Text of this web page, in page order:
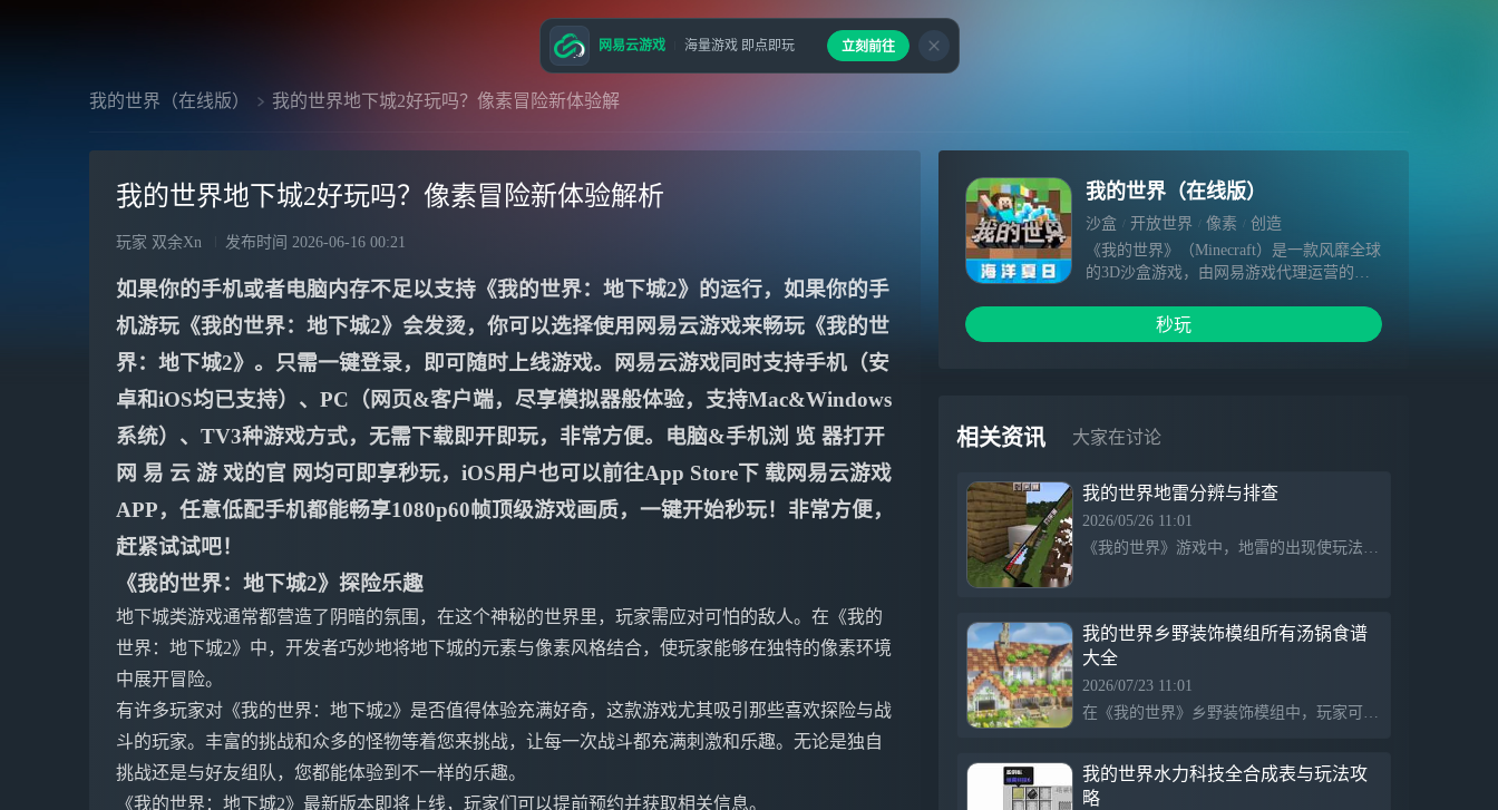
我的世界（在线版） 我的世界地下城2好玩吗？像素冒险新体验解
我的世界地下城2好玩吗？像素冒险新体验解析
玩家 双余Xn 发布时间 2026-06-16 00:21
如果你的手机或者电脑内存不足以支持《我的世界：地下城2》的运行，如果你的手
机游玩《我的世界：地下城2》会发烫，你可以选择使用网易云游戏来畅玩《我的世
界：地下城2》。只需一键登录，即可随时上线游戏。网易云游戏同时支持手机（安
卓和iOS均已支持）、PC（网页&客户端，尽享模拟器般体验，支持Mac&Windows
系统）、TV3种游戏方式，无需下载即开即玩，非常方便。电脑&手机浏 览 器打开
网 易 云 游 戏的官 网均可即享秒玩，iOS用户也可以前往App Store下 载网易云游戏
APP，任意低配手机都能畅享1080p60帧顶级游戏画质，一键开始秒玩！非常方便，
赶紧试试吧！
《我的世界：地下城2》探险乐趣
地下城类游戏通常都营造了阴暗的氛围，在这个神秘的世界里，玩家需应对可怕的敌人。在《我的
世界：地下城2》中，开发者巧妙地将地下城的元素与像素风格结合，使玩家能够在独特的像素环境
中展开冒险。
有许多玩家对《我的世界：地下城2》是否值得体验充满好奇，这款游戏尤其吸引那些喜欢探险与战
斗的玩家。丰富的挑战和众多的怪物等着您来挑战，让每一次战斗都充满刺激和乐趣。无论是独自
挑战还是与好友组队，您都能体验到不一样的乐趣。
《我的世界：地下城2》最新版本即将上线，玩家们可以提前预约并获取相关信息。
我的世界（在线版）
沙盒 开放世界 像素
创造
《我的世界》（Minecraft）是一款风靡全球
的3D沙盒游戏，由网易游戏代理运营的中
的免费下载。
凭借开放自由的游戏世界、超乎想象的游戏
迹。加载丰富的组件资源，更能够自由定制
自己的游戏世界，开启任意你想要的玩法。
秒玩
相关资讯 大家在讨论
我的世界地雷分辨与排查
2026/05/26 11:01
《我的世界》游戏中，地雷的出现使玩法更加复杂，玩家需掌握分辨敌我地雷的技巧。初级技能包括使用铲子挖掘地雷以避免误炸，进阶技能则是观察周围环境，识别隐藏地雷。高级技能涉及红石电路的应用，帮助玩家更有效地识别和排除威胁。
我的世界乡野装饰模组所有汤锅食谱
大全
2026/07/23 11:01
在《我的世界》乡野装饰模组中，玩家可以使用各种厨具制作丰富的食物。通过放入指定食材，可以制作多种汤品和菜肴，如豆腐鱼汤、饺子汤、牛骨汤等，涵盖了多种食材及配方，丰富了游戏中食物的选择和制作乐趣。
我的世界水力科技全合成表与玩法攻
略
网易云游戏 海量游戏 即点即玩 立刻前往